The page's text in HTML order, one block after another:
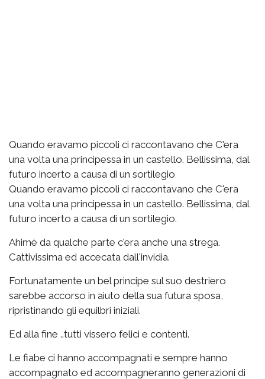
Quando eravamo piccoli ci raccontavano che C'era
una volta una principessa in un castello. Bellissima, dal
futuro incerto a causa di un sortilegio
Quando eravamo piccoli ci raccontavano che C'era
una volta una principessa in un castello. Bellissima, dal
futuro incerto a causa di un sortilegio.
Ahimè da qualche parte c'era anche una strega.
Cattivissima ed accecata dall'invidia.
Fortunatamente un bel principe sul suo destriero
sarebbe accorso in aiuto della sua futura sposa,
ripristinando gli equilbri iniziali.
Ed alla fine ..tutti vissero felici e contenti.
Le fiabe ci hanno accompagnati e sempre hanno
accompagnato ed accompagneranno generazioni di